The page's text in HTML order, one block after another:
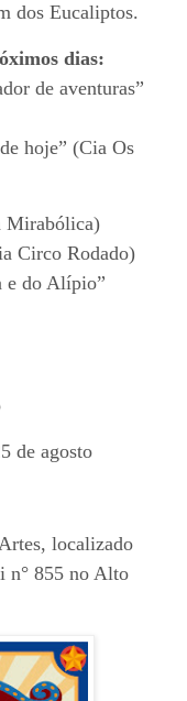
dos Eucaliptos.
dias:
de aventuras”
hoje” (Cia Os
Mirabólica)
Circo Rodado)
e do Alípio”
de agosto
localizado
n° 855 no Alto